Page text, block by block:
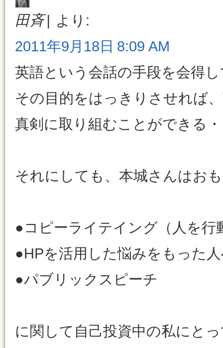
田斉
より:
2011年9月18日 8:09 AM
英語という会話の手段を会得
その目的をはっきりさせれば
真剣に取り組むことができる
それにしても、本城さんはお
●コピーライテイング（人を行
●HPを活用した悩みをもった
●パブリックスピーチ
に関して自己投資中の私にと